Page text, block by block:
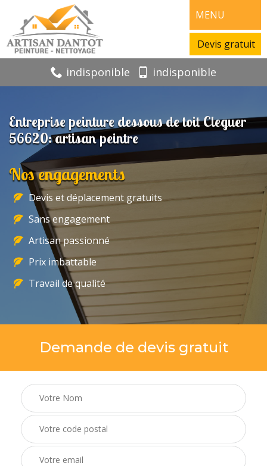
MENU
Devis gratuit
indisponible indisponible
Entreprise peinture dessous de toit Cleguer
56620: artisan peintre
Nos engagements
Devis et déplacement gratuits
Sans engagement
Artisan passionné
Prix imbattable
Travail de qualité
Demande de devis gratuit